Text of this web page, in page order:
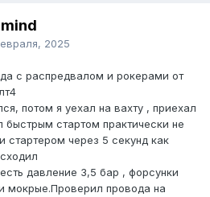
2025
с распредвалом и рокерами от
потом я уехал на вахту , приехал
быстрым стартом практически не
стартером через 5 секунд как
давление 3,5 бар , форсунки
мокрые.Проверил провода на